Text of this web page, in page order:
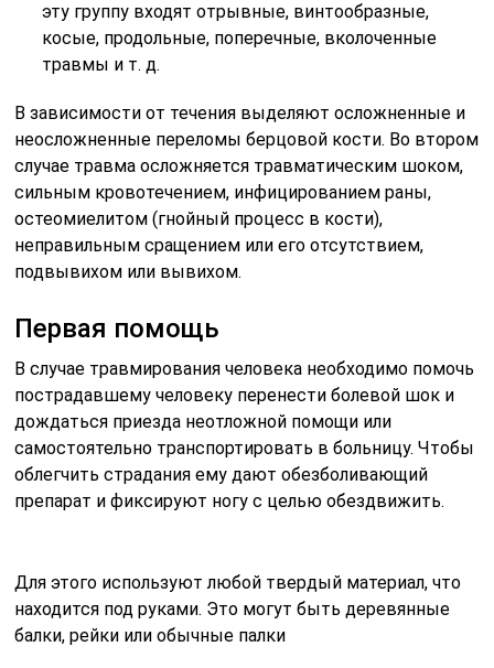
эту группу входят отрывные, винтообразные,
косые, продольные, поперечные, вколоченные
травмы и т. д.
В зависимости от течения выделяют осложненные и
неосложненные переломы берцовой кости. Во втором
случае травма осложняется травматическим шоком,
сильным кровотечением, инфицированием раны,
остеомиелитом (гнойный процесс в кости),
неправильным сращением или его отсутствием,
подвывихом или вывихом.
Первая помощь
В случае травмирования человека необходимо помочь
пострадавшему человеку перенести болевой шок и
дождаться приезда неотложной помощи или
самостоятельно транспортировать в больницу. Чтобы
облегчить страдания ему дают обезболивающий
препарат и фиксируют ногу с целью обездвижить.
Для этого используют любой твердый материал, что
находится под руками. Это могут быть деревянные
балки, рейки или обычные палки